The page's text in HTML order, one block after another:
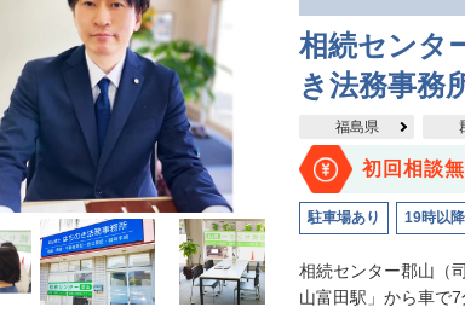
相続センタ
き法務事務
福島県
初回相談
駐車場あり 19時以
相続センター郡山（
山富田駅」から車で